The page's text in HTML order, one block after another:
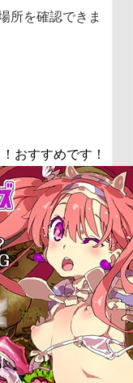
所を確認できま
おすすめです！